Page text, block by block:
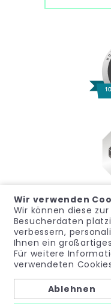
Impressum
Wir verwenden
Wir können diese
Besucherdaten
verbessern,
Ihnen ein
Für weitere
verwendeten
Ablehnen